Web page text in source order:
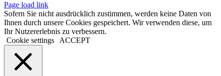
Page load link
Sofern Sie nicht ausdrücklich zustimmen, werden keine Daten von
Ihnen durch unsere Cookies gespeichert. Wir verwenden diese, um
Ihr Nutzererlebnis zu verbessern.
Cookie settings
ACCEPT